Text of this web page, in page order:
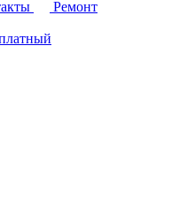
Ремонт